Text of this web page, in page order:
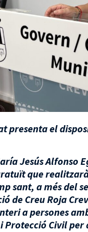
presenta el
Jesús
que
sant, a més del
de Creu Roja
a persones
Protecció Civil